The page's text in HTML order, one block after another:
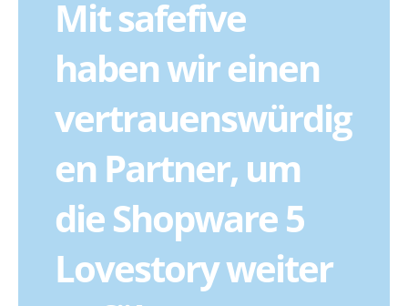
Mit safefive
haben wir einen
vertrauenswürdig
en Partner, um
die Shopware 5
Lovestory weiter